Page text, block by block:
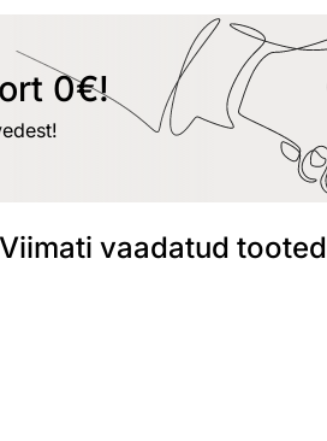
0€!
Viimati vaadatud tooted